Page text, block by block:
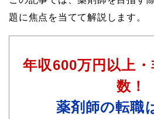
題に焦点を当てて解説します。
年収600万円以上
数！
薬剤師の転職